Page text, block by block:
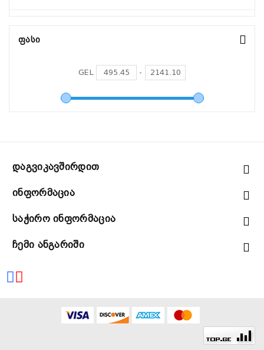
Ფასი
GEL -
Დაგვიკავშირდით
Ინფორმაცია
Საჭირო Ინფორმაცია
Ჩემი Ანგარიში